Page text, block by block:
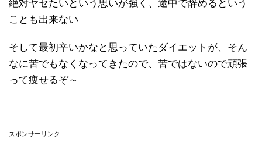
絶対ヤセたいという思いが強く、途中で辞めるという
ことも出来ない
そして最初辛いかなと思っていたダイエットが、そん
なに苦でもなくなってきたので、苦ではないので頑張
って痩せるぞ～
スポンサーリンク